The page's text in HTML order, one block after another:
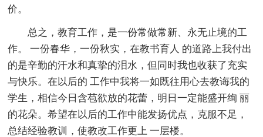
价。
总之，教育工作，是一份常做常新、永无止境的工
作。 一份春华，一份秋实，在教书育人 的道路上我付出
的是辛勤的汗水和真挚的泪水，但同时我也收获了充实
与快乐。在以后的 工作中我将一如既往用心去教诲我的
学生，相信今日含苞欲放的花蕾，明日一定能盛开绚 丽
的花朵。希望在以后的工作中能发扬优点，克服不足，
总结经验教训，使教改工作更上 一层楼。